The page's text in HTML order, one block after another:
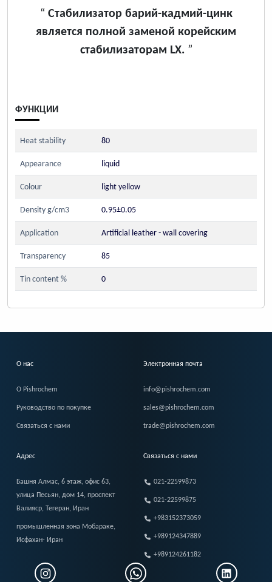
“ Стабилизатор барий-кадмий-цинк
является полной заменой корейским
стабилизаторам LX. ”
ФУНКЦИИ
Heat stability 80
Appearance liquid
Colour light yellow
Density g/cm3 0.95±0.05
Application Artificial leather - wall covering
Transparency 85
Tin content % 0
О нас
О Pishrochem
Руководство по покупке
Связаться с нами
Электронная почта
info@pishrochem.com
sales@pishrochem.com
trade@pishrochem.com
Адрес
Башня Алмас, 6 этаж, офис 63,
улица Песьян, дом 14, проспект
Валияср, Тегеран, Иран
промышленная зона Мобараке,
Исфахан- Иран
Связаться с нами
021-22599873
021-22599875
+983152373059
+989124347889
+989124261182